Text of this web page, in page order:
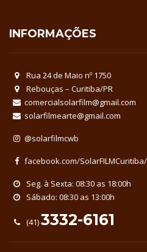
INFORMAÇÕES
Rua 24 de Maio nº 1750
Rebouças – Curitiba/PR
comercialsolarfilm@gmail.com
solarfilmearte@gmail.com
@solarfilmcwb
facebook.com/SolarFILMCuritiba/
Seg. à Sexta: 08:30 as 18:00h
Sábado: 08:30 as 13:00h
(41)3332-6161